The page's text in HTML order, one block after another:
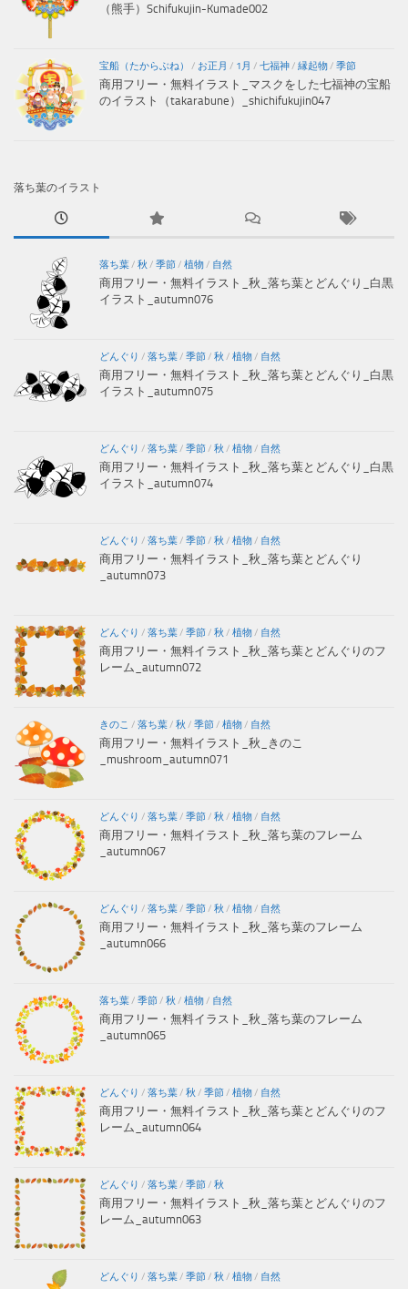
（熊手）Schifukujin-Kumade002
宝船（たからぶね） / お正月 / 1月 / 七福神 / 縁起物 / 季節
商用フリー・無料イラスト_マスクをした七福神の宝船
のイラスト（takarabune）_shichifukujin047
落ち葉のイラスト
落ち葉 / 秋 / 季節 / 植物 / 自然
商用フリー・無料イラスト_秋_落ち葉とどんぐり_白黒
イラスト_autumn076
どんぐり / 落ち葉 / 季節 / 秋 / 植物 / 自然
商用フリー・無料イラスト_秋_落ち葉とどんぐり_白黒
イラスト_autumn075
どんぐり / 落ち葉 / 季節 / 秋 / 植物 / 自然
商用フリー・無料イラスト_秋_落ち葉とどんぐり_白黒
イラスト_autumn074
どんぐり / 落ち葉 / 季節 / 秋 / 植物 / 自然
商用フリー・無料イラスト_秋_落ち葉とどんぐり
_autumn073
どんぐり / 落ち葉 / 季節 / 秋 / 植物 / 自然
商用フリー・無料イラスト_秋_落ち葉とどんぐりのフ
レーム_autumn072
きのこ / 落ち葉 / 秋 / 季節 / 植物 / 自然
商用フリー・無料イラスト_秋_きのこ
_mushroom_autumn071
どんぐり / 落ち葉 / 季節 / 秋 / 植物 / 自然
商用フリー・無料イラスト_秋_落ち葉のフレーム
_autumn067
どんぐり / 落ち葉 / 季節 / 秋 / 植物 / 自然
商用フリー・無料イラスト_秋_落ち葉のフレーム
_autumn066
落ち葉 / 季節 / 秋 / 植物 / 自然
商用フリー・無料イラスト_秋_落ち葉のフレーム
_autumn065
どんぐり / 落ち葉 / 秋 / 季節 / 植物 / 自然
商用フリー・無料イラスト_秋_落ち葉とどんぐりのフ
レーム_autumn064
どんぐり / 落ち葉 / 季節 / 秋
商用フリー・無料イラスト_秋_落ち葉とどんぐりのフ
レーム_autumn063
どんぐり / 落ち葉 / 季節 / 秋 / 植物 / 自然